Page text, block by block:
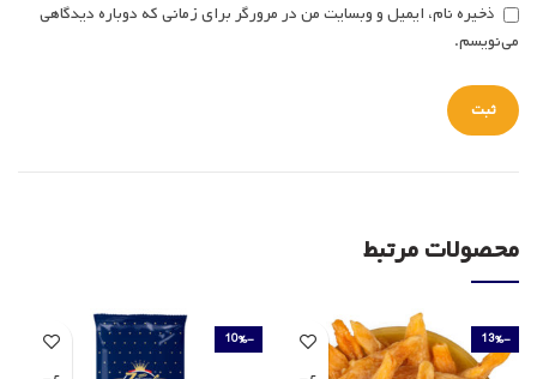
ذخیره نام، ایمیل و وبسایت من در مرورگر برای زمانی که دوباره دیدگاهی
می‌نویسم.
محصولات مرتبط
-13%
-10%